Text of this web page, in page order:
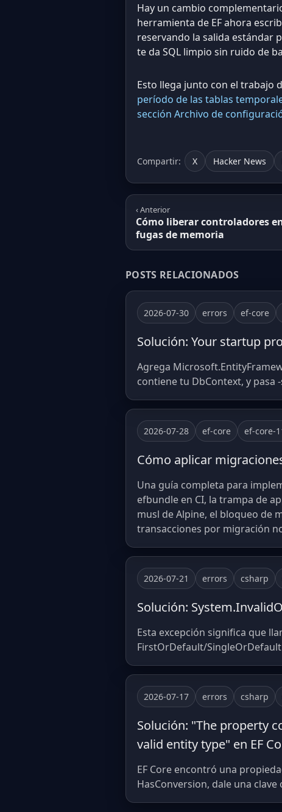
Hay un cambio
herramienta de EF ahora
reservando la salida estándar
te da SQL limpio sin ruido de
Esto llega junto con el trabajo
período de las tablas
sección Archivo de
Compartir: X Hacker News
‹ Anterior
Cómo liberar controladores
fugas de memoria
POSTS RELACIONADOS
2026-07-30 errors ef-core
Solución: Your startup
Agrega
contiene tu DbContext, y pasa
2026-07-28 ef-core ef-core-
Cómo aplicar
Una guía completa para
efbundle en CI, la trampa de
musl de Alpine, el bloqueo de
transacciones por migración
2026-07-21 errors csharp
Solución:
Esta excepción significa que
FirstOrDefault/
2026-07-17 errors csharp
Solución: "The property
valid entity type" en EF
EF Core encontró una
HasConversion, dale una